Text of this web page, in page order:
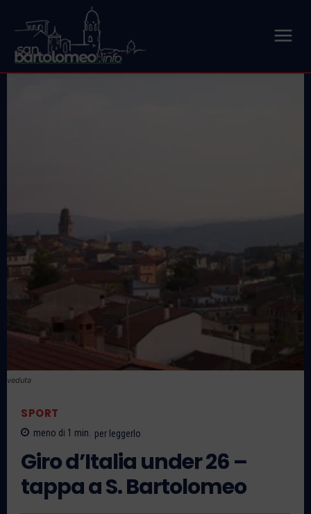
veduta
SPORT
meno di 1 min. per leggerlo
Giro d’Italia under 26 –
tappa a S. Bartolomeo